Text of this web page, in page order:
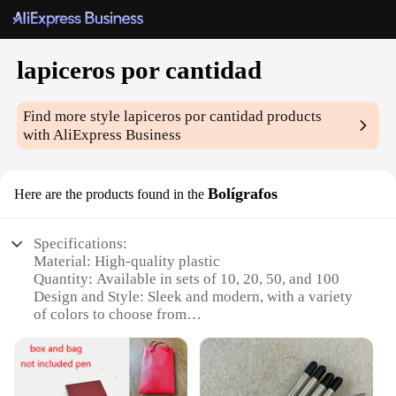
lapiceros por cantidad
Find more stylelapiceros por cantidad products
with AliExpress Business
Here are the products found in the Bolígrafos
Specifications:
Material: High-quality plastic
Quantity: Available in sets of 10, 20, 50, and 100
Design and Style: Sleek and modern, with a variety
of colors to choose from
personal use
Performance and Property: Smooth writing with
consistent ink flow